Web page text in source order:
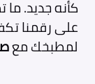
كأنه جديد.
على رقمنا
لمطبخك مع